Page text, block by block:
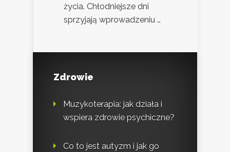
życia. Chłodniejsze dni
sprzyjają wprowadzeniu …
Zdrowie
Muzykoterapia: jak działa i
wspiera zdrowie psychiczne?
Co to jest autyzm i jak go